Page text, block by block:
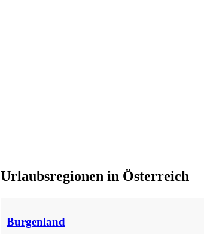
Urlaubsregionen in Österreich
Burgenland